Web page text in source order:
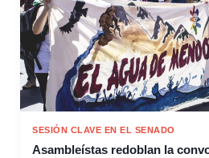
SESIÓN CLAVE EN EL SENADO
Asambleístas redoblan la